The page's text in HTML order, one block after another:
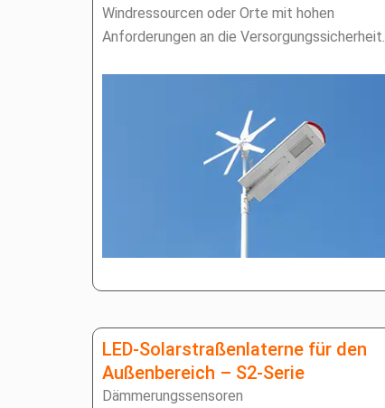
Windressourcen oder Orte mit hohen
Anforderungen an die Versorgungssicherheit.
LED-Solarstraßenlaterne für den
Außenbereich – S2-Serie
Dämmerungssensoren